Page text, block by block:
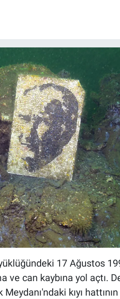
17 Ağustos
ve can kaybına yol açtı.
kıyı